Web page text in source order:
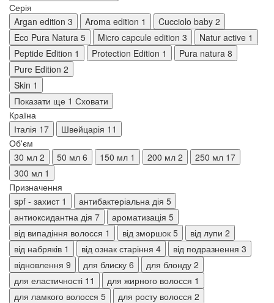
Серія
Argan edition 3 Aroma edition 1 Cucciolo baby 2
Eco Pura Natura 5 Micro capcule edition 3 Natur active 1
Peptide Edition 1 Protection Edition 1 Pura natura 8
Pure Edition 2
Skin 1
Показати ще 1 Сховати
Країна
Італія 17 Швейцарія 11
Об'єм
30 мл 2 50 мл 6 150 мл 1 200 мл 2 250 мл 17
300 мл 1
Призначення
spf - захист 1 антибактеріальна дія 5
антиоксидантна дія 7 ароматизація 5
від випадіння волосся 1 від зморшок 5 від лупи 2
від набряків 1 від ознак старіння 4 від подразнення 3
відновлення 9 для блиску 6 для блонду 2
для еластичності 11 для жирного волосся 1
для ламкого волосся 5 для росту волосся 2